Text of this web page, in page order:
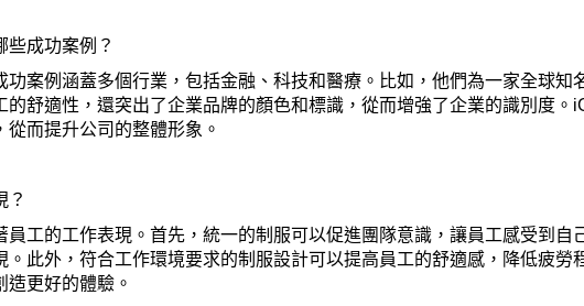
些成功案例？
案例涵蓋多個行業，包括金融、科技和醫療。比如，他們為一家全球
舒適性，還突出了企業品牌的顏色和標識，從而增強了企業的識別度
而提升公司的整體形象。
？
工的工作表現。首先，統一的制服可以促進團隊意識，讓員工感受到
此外，符合工作環境要求的制服設計可以提高員工的舒適感，降低疲
更好的體驗。